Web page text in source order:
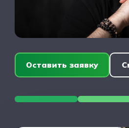
Оставить заявку